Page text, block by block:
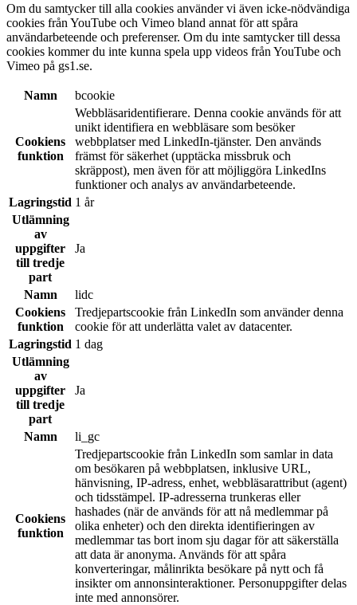
Om du samtycker till alla cookies använder vi även icke-nödvändiga
cookies från YouTube och Vimeo bland annat för att spåra
användarbeteende och preferenser. Om du inte samtycker till dessa
cookies kommer du inte kunna spela upp videos från YouTube och
Vimeo på gs1.se.
Namn bcookie
Cookiens
funktion
Webbläsaridentifierare. Denna cookie används för att
unikt identifiera en webbläsare som besöker
webbplatser med LinkedIn-tjänster. Den används
främst för säkerhet (upptäcka missbruk och
skräppost), men även för att möjliggöra LinkedIns
funktioner och analys av användarbeteende.
Lagringstid 1 år
Utlämning
av
uppgifter
till tredje
part
Ja
Namn
lidc
Cookiens
funktion
Tredjepartscookie från LinkedIn som använder denna
cookie för att underlätta valet av datacenter.
Lagringstid 1 dag
Utlämning
av
uppgifter
till tredje
part
Ja
Namn li_gc
Cookiens
funktion
Tredjepartscookie från LinkedIn som samlar in data
om besökaren på webbplatsen, inklusive URL,
hänvisning, IP-adress, enhet, webbläsarattribut (agent)
och tidsstämpel. IP-adresserna trunkeras eller
hashades (när de används för att nå medlemmar på
olika enheter) och den direkta identifieringen av
medlemmar tas bort inom sju dagar för att säkerställa
att data är anonyma. Används för att spåra
konverteringar, målinrikta besökare på nytt och få
insikter om annonsinteraktioner. Personuppgifter delas
inte med annonsörer.